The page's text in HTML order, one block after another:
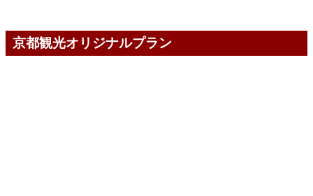
京都観光オリジナルプラン